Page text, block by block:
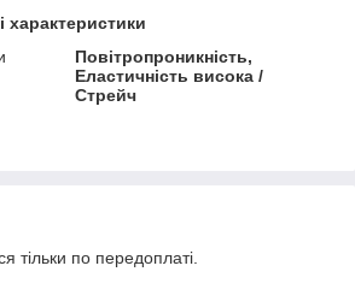
характеристики
Повітропроникність,
Еластичність висока /
Стрейч
тільки по передоплаті.